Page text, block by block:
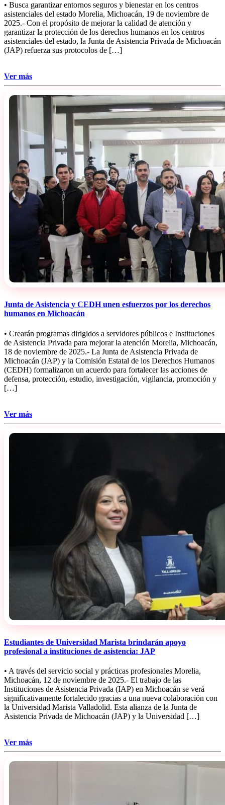
• Busca garantizar entornos seguros y bienestar en los centros
asistenciales del estado Morelia, Michoacán, 19 de noviembre de
2025.- Con el propósito de mejorar la calidad de atención y
garantizar la protección de los derechos humanos en los centros
asistenciales del estado, la Junta de Asistencia Privada de Michoacán
(JAP) refuerza sus protocolos de […]
Ver más
Junta de Asistencia y CEDH unen esfuerzos por los derechos
humanos en Michoacán
• Crearán programas dirigidos a servidores públicos e Instituciones
de Asistencia Privada para mejorar la atención Morelia, Michoacán,
18 de noviembre de 2025.- La Junta de Asistencia Privada de
Michoacán (JAP) y la Comisión Estatal de los Derechos Humanos
(CEDH) formalizaron un acuerdo para fortalecer las acciones de
defensa, protección, estudio, investigación, vigilancia, promoción y
[…]
Ver más
Estudiantes de Universidad Marista brindarán apoyo
profesional a instituciones de asistencia: JAP
• A través del servicio social y prácticas profesionales Morelia,
Michoacán, 12 de noviembre de 2025.- El trabajo de las
Instituciones de Asistencia Privada (IAP) en Michoacán se verá
significativamente fortalecido gracias a una nueva colaboración con
la Universidad Marista Valladolid. Esta alianza de la Junta de
Asistencia Privada de Michoacán (JAP) y la Universidad […]
Ver más